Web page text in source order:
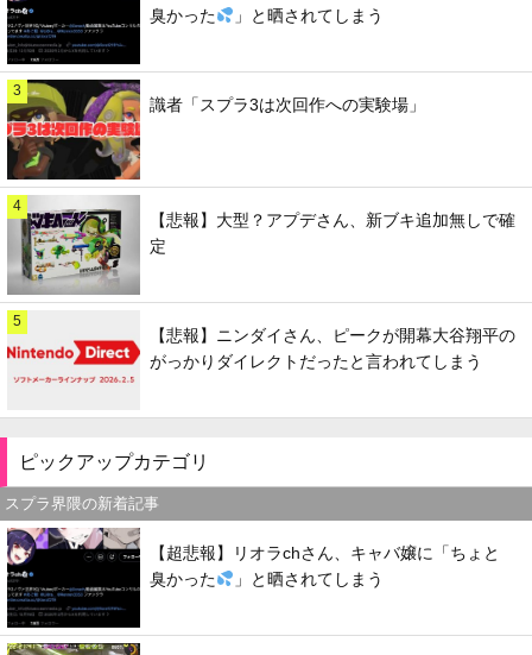
臭かった
」と晒されてしまう
3
識者「スプラ3は次回作への実験場」
4
【悲報】大型？アプデさん、新ブキ追加無しで確
定
5
【悲報】ニンダイさん、ピークが開幕大谷翔平の
がっかりダイレクトだったと言われてしまう
ピックアップカテゴリ
スプラ界隈の新着記事
【超悲報】リオラchさん、キャバ嬢に「ちょと
臭かった
」と晒されてしまう